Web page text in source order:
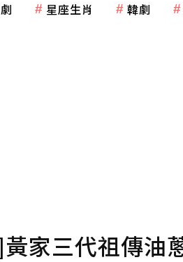
星座生肖 韓劇
家三代祖傳油